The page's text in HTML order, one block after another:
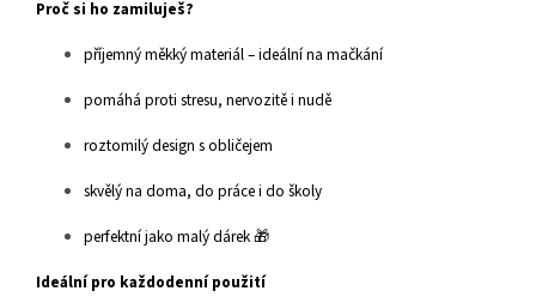
Proč si ho zamiluješ?
příjemný měkký materiál – ideální na mačkání
pomáhá proti stresu, nervozitě i nudě
roztomilý design s obličejem
skvělý na doma, do práce i do školy
perfektní jako malý dárek 🎁
Ideální pro každodenní použití